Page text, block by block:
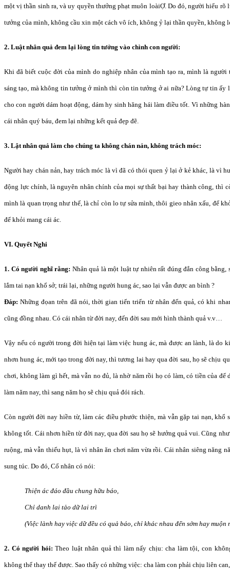
một vị thần sinh ra, và uy quyền thưởng phạt muôn loàiỢ. Do đó, người hiểu rõ
tưởng của mình, không cầu xin một cách vô ích, không ỷ lại thần quyền, không
2. Luật nhân quả đem lại lòng tin tưởng vào chình con người:
Khi đã biết cuộc đời của mình do nghiệp nhân của mình tạo ra, mình là
sáng tạo, mà không tin tưởng ở mình thì còn tin tưởng ở ai nữa? Lòng tự tin ấy
cho con người dám hoạt động, dám hy sinh hăng hái làm điều tốt. Vì những
cái nhân quý báu, đem lại những kết quả đẹp đẽ.
3. Lật nhân quả làm cho chúng ta không chán nản, không trách móc:
Người hay chán nản, hay trách móc là vì đã có thói quen ỷ lại ở kẻ khác, là vì
động lực chính, là nguyên nhân chính của mọi sự thất bại hay thành công, thì
mình là quan trọng như thế, là chỉ còn lo tự sửa mình, thôi gieo nhân xấu, để
để khỏi mang cái ác.
VI. Quyết Nghi
1. Có người nghĩ rằng: Nhân quả là một luật tự nhiên rất đúng đắn công
lắm tai nạn khổ sở; trái lại, những người hung ác, sao lại vẫn được an bình ?
Ðáp: Những đọan trên đã nói, thời gian tiến triển từ nhân đến quả, có khi
cũng đồng nhau. Có cái nhân từ đời nay, đến đời sau mới hình thành quả v.v…
Vậy nếu có người trong đời hiện tại làm việc hung ác, mà được an lành, là do
nhơn hung ác, mới tạo trong đời nay, thì tương lai hay qua đời sau, họ sẽ chịu
chơi, không làm gì hết, mà vẫn no đủ, là nhờ năm rồi họ có làm, có tiền của để
làm năm nay, thì sang năm họ sẽ chịu quả đói rách.
Còn người đời nay hiền từ, làm các điều phước thiện, mà vẫn gặp tai nạn, khổ
không tốt. Cái nhơn hiền từ đời nay, qua đời sau họ sẽ hưởng quả vui. Cũng
ruộng, mà vẫn thiếu hụt, là vì nhân ăn chơi năm vừa rồi. Cái nhân siêng năng
sung túc. Do đó, Cổ nhân có nói:
Thiện ác đáo đầu chung hữu báo,
Chỉ danh lai tảo dữ lai trì
(Việc lành hay việc dữ đều có quả báo, chỉ khác nhau đến sớm hay muộn
2. Có người hỏi: Theo luật nhân quả thì làm nấy chịu: cha làm tội, con
không thể thay thế được. Sao thấy có những việc: cha làm con phải chịu liên